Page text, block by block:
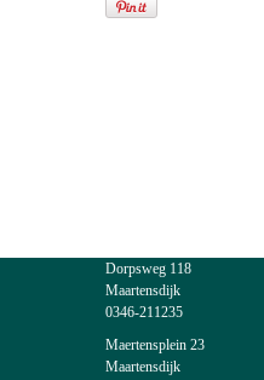
Dorpsweg 118
Maartensdijk
0346-211235
Maertensplein 23
Maartensdijk